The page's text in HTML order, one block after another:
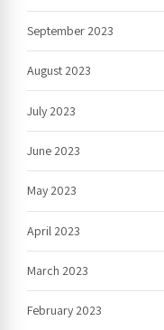
September 2023
August 2023
July 2023
June 2023
May 2023
April 2023
March 2023
February 2023